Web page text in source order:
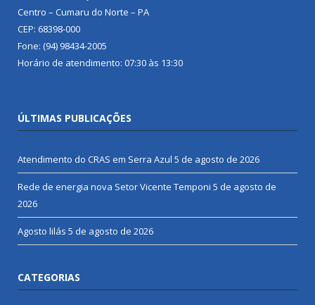
Centro – Cumaru do Norte – PA
CEP: 68398-000
Fone: (94) 98434-2005
Horário de atendimento: 07:30 às 13:30
ÚLTIMAS PUBLICAÇÕES
Atendimento do CRAS em Serra Azul 5 de agosto de 2026
Rede de energia nova Setor Vicente Temponi 5 de agosto de
2026
Agosto lilás 5 de agosto de 2026
CATEGORIAS